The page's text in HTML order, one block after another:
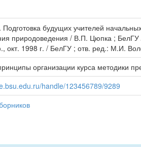
будущих учителей
природоведения / В.П. Цюпка ;
окт. 1998 г. / БелГУ ; отв. ред.: М.И.
организации курса методики
handle/123456789/9289